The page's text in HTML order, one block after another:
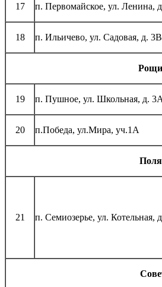
17 п. Первомайское, ул. Ленина,
18 п. Ильичево, ул. Садовая, д. 3В
19 п. Пушное, ул. Школьная, д. 3А
20 п.Победа, ул.Мира, уч.1А
21 п. Семиозерье, ул. Котельная,